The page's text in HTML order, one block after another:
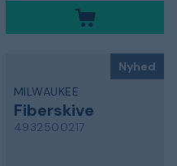
Nyhed
MILWAUKEE
Fiberskive
4932500217